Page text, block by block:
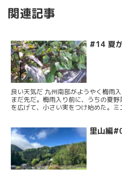
関連記事
#14 夏
良い天気だ 九州南部がようやく梅雨
まだ先だ。梅雨入り前に、うちの夏
を広げて、小さい実をつけ始めた。
里山編